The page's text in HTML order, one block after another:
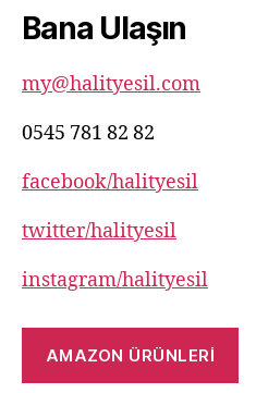
82
Bana Ulaşın
my@halityesil.com
0545 781 82 82
facebook/halityesil
twitter/halityesil
instagram/halityesil
AMAZON ÜRÜNLERİ